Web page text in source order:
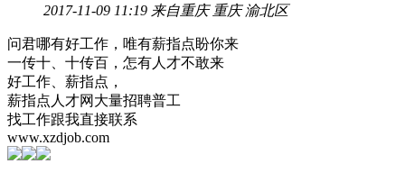
2017-11-09 11:19 来自重庆 重庆 渝北区
问君哪有好工作，唯有薪指点盼你来
一传十、十传百，怎有人才不敢来
好工作、薪指点，
薪指点人才网大量招聘普工
找工作跟我直接联系
www.xzdjob.com